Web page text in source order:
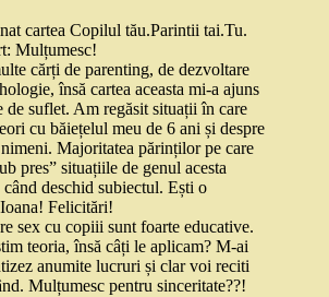
cartea Copilul tău.Parintii tai.Tu.
Mulțumesc!
cărți de parenting, de dezvoltare
însă cartea aceasta mi-a ajuns
de suflet. Am regăsit situații în care
cu băiețelul meu de 6 ani și despre
Majoritatea părinților pe care
pres” situațiile de genul acesta
deschid subiectul. Ești o
Felicitări!
sex cu copiii sunt foarte educative.
teoria, însă câți le aplicam? M-ai
anumite lucruri și clar voi reciti
Mulțumesc pentru sinceritate??!